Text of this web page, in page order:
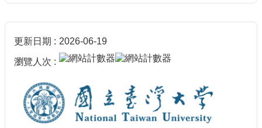
更新日期 2026-06-19
瀏覽人次